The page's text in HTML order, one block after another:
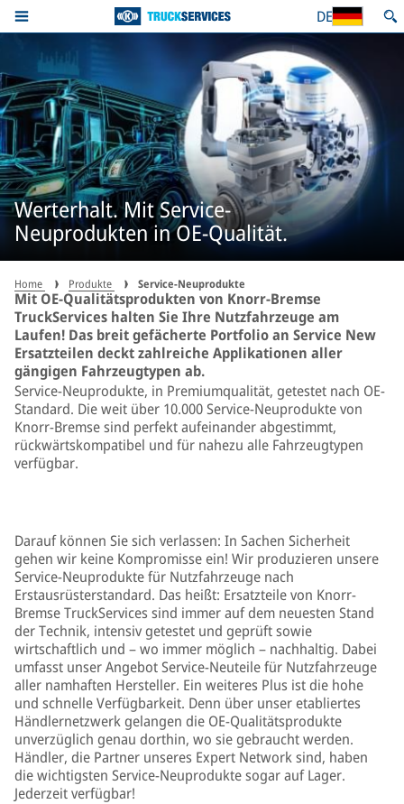
DE
Werterhalt. Mit Service-
Neuprodukten in OE-Qualität.
Home Produkte Service-Neuprodukte
Mit OE-Qualitätsprodukten von Knorr-Bremse
TruckServices halten Sie Ihre Nutzfahrzeuge am
Laufen! Das breit gefächerte Portfolio an Service New
Ersatzteilen deckt zahlreiche Applikationen aller
gängigen Fahrzeugtypen ab.
Service-Neuprodukte, in Premiumqualität, getestet nach OE-
Standard. Die weit über 10.000 Service-Neuprodukte von
Knorr-Bremse sind perfekt aufeinander abgestimmt,
rückwärtskompatibel und für nahezu alle Fahrzeugtypen
verfügbar.
Darauf können Sie sich verlassen: In Sachen Sicherheit
gehen wir keine Kompromisse ein! Wir produzieren unsere
Service-Neuprodukte für Nutzfahrzeuge nach
Erstausrüsterstandard. Das heißt: Ersatzteile von Knorr-
Bremse TruckServices sind immer auf dem neuesten Stand
der Technik, intensiv getestet und geprüft sowie
wirtschaftlich und – wo immer möglich – nachhaltig. Dabei
umfasst unser Angebot Service-Neuteile für Nutzfahrzeuge
aller namhaften Hersteller. Ein weiteres Plus ist die hohe
und schnelle Verfügbarkeit. Denn über unser etabliertes
Händlernetzwerk gelangen die OE-Qualitätsprodukte
unverzüglich genau dorthin, wo sie gebraucht werden.
Händler, die Partner unseres Expert Network sind, haben
die wichtigsten Service-Neuprodukte sogar auf Lager.
Jederzeit verfügbar!